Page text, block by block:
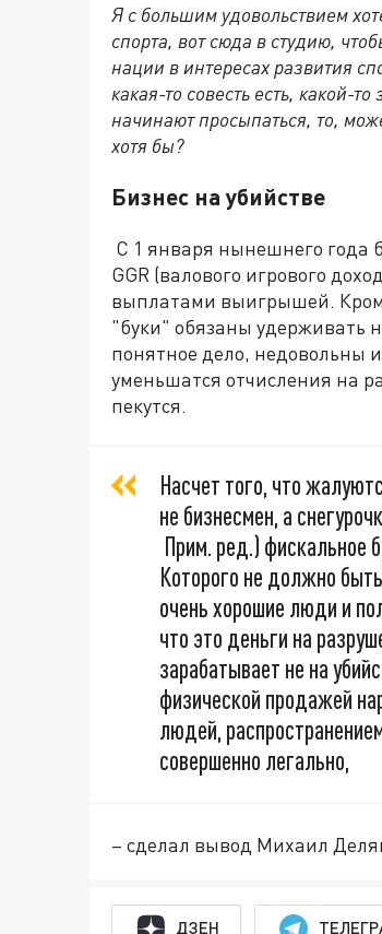
Я с большим удовольствием
спорта, вот сюда в студию,
нации в интересах развития
какая-то совесть есть, какой-
начинают просыпаться, то,
хотя бы?
Бизнес на убийстве
С 1 января нынешнего года
GGR (валового игрового
выплатами выигрышей.
"буки" обязаны удерживать
понятное дело, недовольны
уменьшатся отчисления на
пекутся.
Насчет того, что
не бизнесмен, а
Прим. ред.) фискальное
Которого не должно
очень хорошие люди и
что это деньги на
зарабатывает не на
физической продажей
людей,
совершенно легально,
– сделал вывод Михаил
ДЗЕН